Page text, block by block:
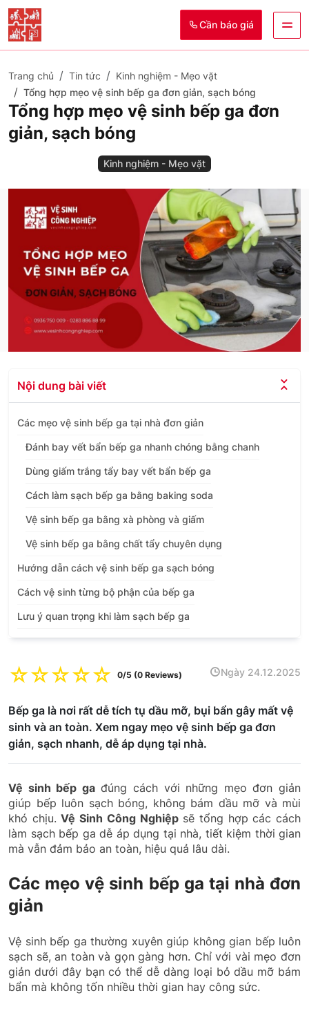
Cần báo giá
Trang chủ Tin tức
Kinh nghiệm - Mẹo vặt
Tổng hợp mẹo vệ sinh bếp ga đơn giản, sạch bóng
Tổng hợp mẹo vệ sinh bếp ga đơn
giản, sạch bóng
Kinh nghiệm - Mẹo vặt
☆
☆
☆
☆
☆ 0/5 (0 Reviews) Ngày 24.12.2025
Bếp ga là nơi rất dễ tích tụ dầu mỡ, bụi bẩn gây mất vệ
sinh và an toàn. Xem ngay mẹo vệ sinh bếp ga đơn
giản, sạch nhanh, dễ áp dụng tại nhà.
Vệ sinh bếp gađúng cách với những mẹo đơn giản
giúp bếp luôn sạch bóng, không bám dầu mỡ và mùi
khó chịu.Vệ Sinh Công Nghiệpsẽ tổng hợp các cách
làm sạch bếp ga dễ áp dụng tại nhà, tiết kiệm thời gian
mà vẫn đảm bảo an toàn, hiệu quả lâu dài.
Các mẹo vệ sinh bếp ga tại nhà đơn
giản
Vệ sinh bếp ga thường xuyên giúp không gian bếp luôn
sạch sẽ, an toàn và gọn gàng hơn. Chỉ với vài mẹo đơn
giản dưới đây bạn có thể dễ dàng loại bỏ dầu mỡ bám
bẩn mà không tốn nhiều thời gian hay công sức.
Nội dung bài viết
Các mẹo vệ sinh bếp ga tại nhà đơn giản
Đánh bay vết bẩn bếp ga nhanh chóng bằng chanh
Dùng giấm trắng tẩy bay vết bẩn bếp ga
Cách làm sạch bếp ga bằng baking soda
Vệ sinh bếp ga bằng xà phòng và giấm
Vệ sinh bếp ga bằng chất tẩy chuyên dụng
Hướng dẫn cách vệ sinh bếp ga sạch bóng
Cách vệ sinh từng bộ phận của bếp ga
Lưu ý quan trọng khi làm sạch bếp ga